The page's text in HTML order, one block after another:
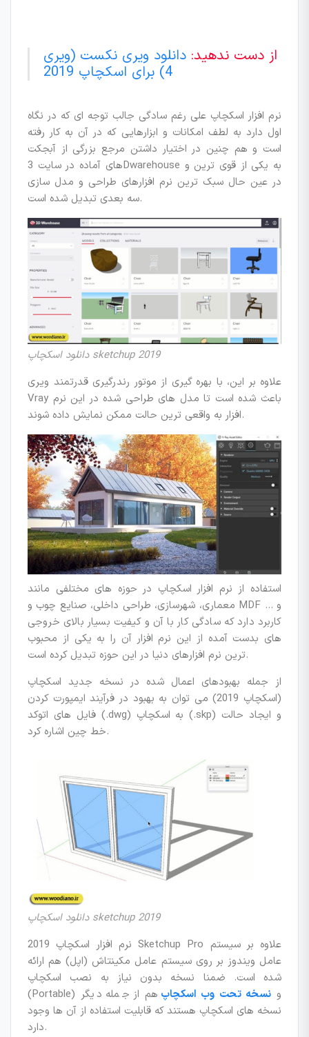
از دست ندهید: دانلود ویری نکست (ویری
4) برای اسکچاپ 2019
نرم افزار اسکچاپ علی رغم سادگی جالب توجه ای که در نگاه
اول دارد به لطف امکانات و ابزارهایی که در آن به کار رفته
است و هم چنین در اختیار داشتن مرجع بزرگی از آبجکت
های آماده در سایت 3Dwarehouse به یکی از قوی ترین و
در عین حال سبک ترین نرم افزارهای طراحی و مدل سازی
سه بعدی تبدیل شده است.
دانلود اسکچاپ sketchup 2019
علاوه بر این، با بهره گیری از موتور رندرگیری قدرتمند ویری
Vray باعث شده است تا مدل های طراحی شده در این نرم
افزار به واقعی ترین حالت ممکن نمایش داده شوند.
استفاده از نرم افزار اسکچاپ در حوزه های مختلفی مانند
معماری، شهرسازی، طراحی داخلی، صنایع چوب و MDF و …
کاربرد دارد که سادگی کار با آن و کیفیت بسیار بالای خروجی
های بدست آمده از این نرم افزار آن را به یکی از محبوب
ترین نرم افزارهای دنیا در این حوزه تبدیل کرده است.
از جمله بهبودهای اعمال شده در نسخه جدید اسکچاپ
(اسکچاپ 2019) می توان به بهبود در فرآیند ایمپورت کردن
فایل های اتوکد (.dwg) به اسکچاپ (.skp) و ایجاد حالت
خط چین اشاره کرد.
دانلود اسکچاپ sketchup 2019
نرم افزار اسکچاپ 2019 Sketchup Pro علاوه بر سیستم
عامل ویندوز بر روی سیستم عامل مکینتاش (اپل) هم ارائه
شده است. ضمنا نسخه بدون نیاز به نصب اسکچاپ
(Portable) ونسخه تحت وب اسکچاپ هم از جمله دیگر
نسخه های اسکچاپ هستند که قابلیت استفاده از آن ها وجود
دارد.